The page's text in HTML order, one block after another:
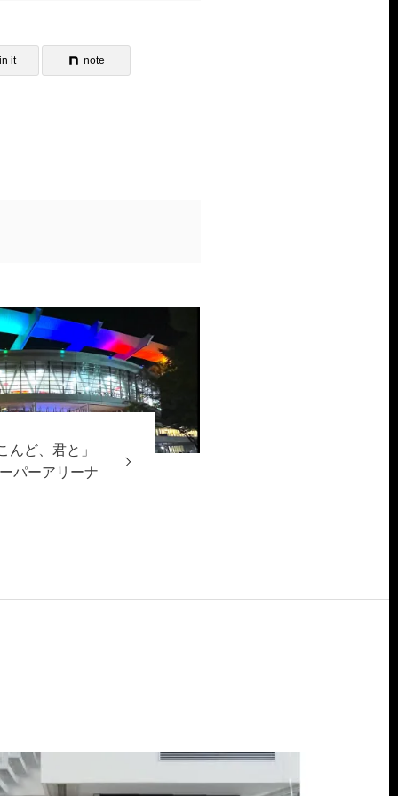
it note
んど、君と」
パーアリーナ